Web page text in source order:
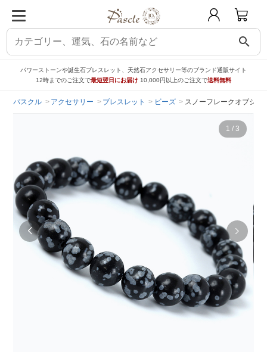
search
パワーストーンや誕生石ブレスレット、天然石アクセサリー等のブランド通販サイト
12時までのご注文で最短翌日にお届け 10,000円以上のご注文で送料無料
パスクル アクセサリー ブレスレット ビーズ スノーフレークオブシデ
1 / 3